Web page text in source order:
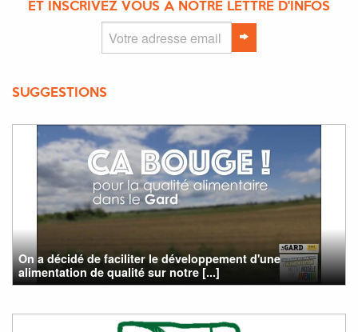
ET INSCRIVEZ VOUS À NOTRE LETTRE D'INFOS
SUGGESTIONS
On a décidé de faciliter le développement d'une
alimentation de qualité sur notre [...]